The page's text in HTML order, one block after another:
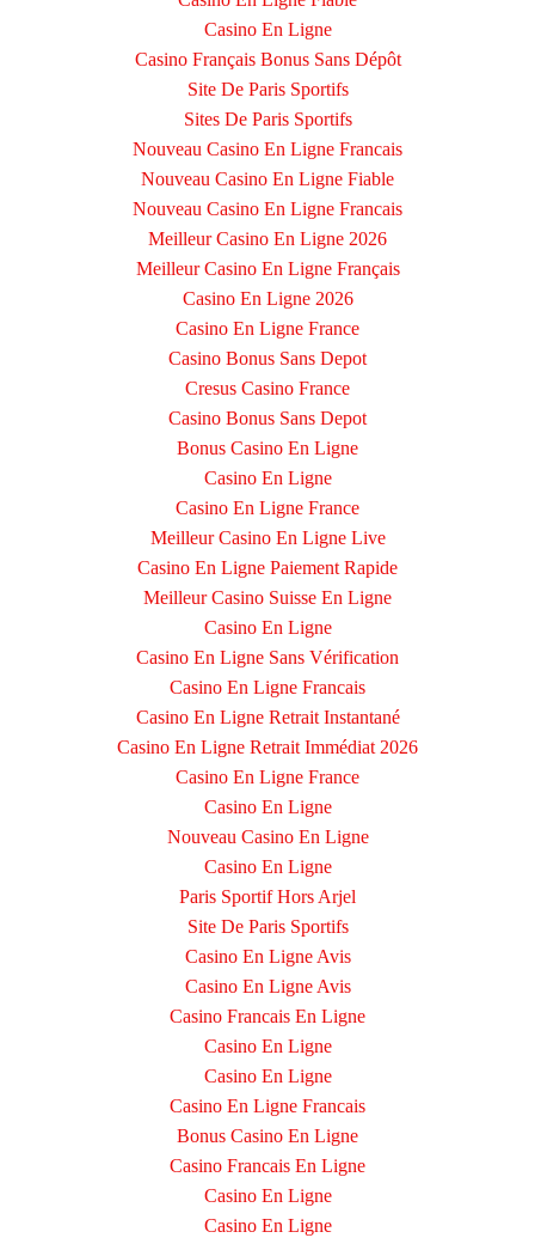
Casino En Ligne
Casino Français Bonus Sans Dépôt
Site De Paris Sportifs
Sites De Paris Sportifs
Nouveau Casino En Ligne Francais
Nouveau Casino En Ligne Fiable
Nouveau Casino En Ligne Francais
Meilleur Casino En Ligne 2026
Meilleur Casino En Ligne Français
Casino En Ligne 2026
Casino En Ligne France
Casino Bonus Sans Depot
Cresus Casino France
Casino Bonus Sans Depot
Bonus Casino En Ligne
Casino En Ligne
Casino En Ligne France
Meilleur Casino En Ligne Live
Casino En Ligne Paiement Rapide
Meilleur Casino Suisse En Ligne
Casino En Ligne
Casino En Ligne Sans Vérification
Casino En Ligne Francais
Casino En Ligne Retrait Instantané
Casino En Ligne Retrait Immédiat 2026
Casino En Ligne France
Casino En Ligne
Nouveau Casino En Ligne
Casino En Ligne
Paris Sportif Hors Arjel
Site De Paris Sportifs
Casino En Ligne Avis
Casino En Ligne Avis
Casino Francais En Ligne
Casino En Ligne
Casino En Ligne
Casino En Ligne Francais
Bonus Casino En Ligne
Casino Francais En Ligne
Casino En Ligne
Casino En Ligne